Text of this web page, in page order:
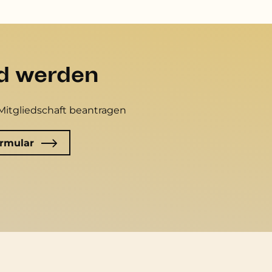
werden
beantragen